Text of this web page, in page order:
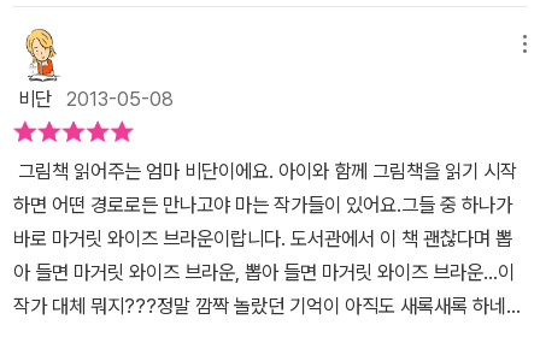
별이 더 잘 보이는 요즘... 더 추워지기 전에 시댁 한번 또 다녀와야겠
네요.^^:;; :: 엄마와 함께 독후활동 :: 자동차 바퀴로 도로 만들기 (물
감놀이) 사실 엄마는 '난 물고기가 참 좋아'에 나오는 빨대로 물감불
기 기법을 응용해보고 싶어서 물감놀이를 권했는데..종호는 끝까지
'난 자동차가 참 좋아!'를 외치면서 자동차 바퀴로 도로 만들기를 하자
고 하네요.--;그래서 그림책 속에 등장하는 씨앗, 물고기, 사람, 별은
아니지만.. 종호가 제일 좋아하는 자동차로 물감놀이 했어요. '토마
스와 친구들'에 이어 요즘 종호의 사랑을 듬뿍 받고 있는 토미카 시리
즈가 줄줄이 등장을 하네요.토미카마다 물감이 달라야 한다고 빨간색
지는 물고기가 좋대요.연못에서 노는 물고기, 시냇물에서 쉬는 물고
기,큰 바다에서 크는 물고기, 꿈꾸면서 헤엄치는 물고기.난 물고기가
참 좋아. 물고기가 사는 곳도 참 다양하죠? 물고기를 좋아하는 아몽
이가 물고기에서 눈을 못 떼네요. 난 사람들이 참 좋아. 이번에는 고
양이의 이야기에요.우리 정서로 보면 고양이가 물고기를 좋아하고,
강아지가 사람들을 좋아하는데 서양에선 조금 다른가봐요.시장을 배
경으로 다양한 사람들의 표정을 볼 수 있어요. 새, 강아지, 고양이가
모여서 너도나도 밤하늘의 별이 좋다고 얘기하고 있어요. 나란히 서
서 밤하늘의 별을 바라보는 모습 참 정겹네요.이렇게 따스한 그림과
보입니다. 다양한 모습으로 살아가는 사람들시장 여기저기 제 빛을
발산하는 사람들이 좋습니다. 밤 하늘에 빛나는 별을 빼놓을 수 없
겠죠.쏟아질 듯이 빛나는 별. 그중 제일 좋은 것은 아기의 눈동자에 비
치는 별입니다. 책이란 기획 방향에 따라서 표현의 느낌이 다릅니
다. 아들과 보림출판에서 나온 <별이 좋아>를 한동안 즐겨보았는데,
비룡소에서 출간된 <난 별이 참 좋아>는 저자의 '좋아' 시리즈를 새롭
게 편집한 듯 흥미롭습니다.같은 '마거릿 와이즈 브라운'의 작품을 처
음 접하는 것 처럼 색다르게 전해집니다.그래서 찾아보니 '자동차가
좋아', '벌레가 좋아', 물고기가 좋아' 등의 작품이 있더군요.이번에 새
롭게 알게 된 것은 저자의 글에 많은 일러스트레이터가 그림을 그렸
비단 2013-05-08
그림책 읽어주는 엄마 비단이에요. 아이와 함께 그림책을 읽기 시작
하면 어떤 경로로든 만나고야 마는 작가들이 있어요.그들 중 하나가
바로 마거릿 와이즈 브라운이랍니다. 도서관에서 이 책 괜찮다며 뽑
아 들면 마거릿 와이즈 브라운, 뽑아 들면 마거릿 와이즈 브라운...이
작가 대체 뭐지???정말 깜짝 놀랐던 기억이 아직도 새록새록 하네요